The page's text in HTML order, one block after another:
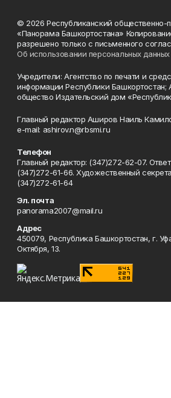
© 2026 Республиканский общественно-
«Панорама Башкортостана»
разрешено только с письменного
Об использовании персональных данных
Учредители: Агентство по печати и
информации Республики Башкортостан;
общество Издательский дом
Главный редактор Аширов Наиль
e-mail: ashirov.n@rbsmi.ru
Телефон
Главный редактор: (347)272-62-07.
(347)272-61-66. Художественный
(347)272-61-64
Эл. почта
panorama2007@mail.ru
Адрес
450079, Республика Башкортостан, г.
Октября, 13.